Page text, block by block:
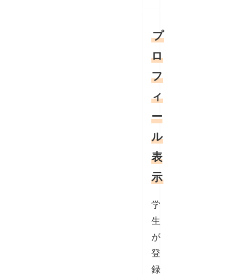
プ
ロ
フ
ィ
ー
ル
表
示
学
生
が
登
録